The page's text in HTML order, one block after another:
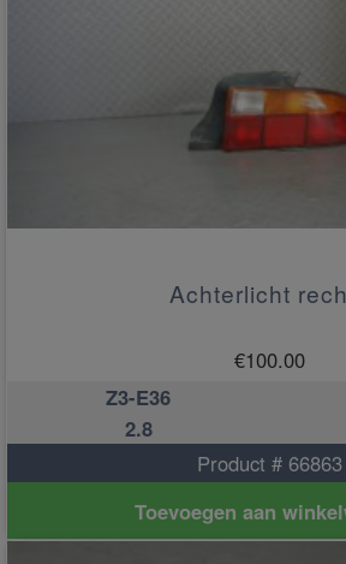
Achterlicht
€100.00
Z3-E36
2.8
Product # 66863
Toevoegen aan